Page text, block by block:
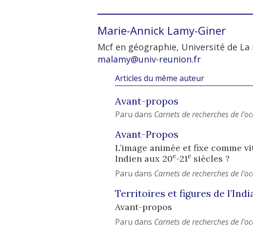
Marie-Annick Lamy-Giner
Mcf en géographie, Université de La
malamy@univ-reunion.fr
Articles du même auteur
Avant-propos
Paru dans Carnets de recherches de
Avant-Propos
L’image animée et fixe comme
Indien aux 20e-21esiècles ?
Paru dans Carnets de recherches de
Territoires et figures de
Avant-propos
Paru dans Carnets de recherches de